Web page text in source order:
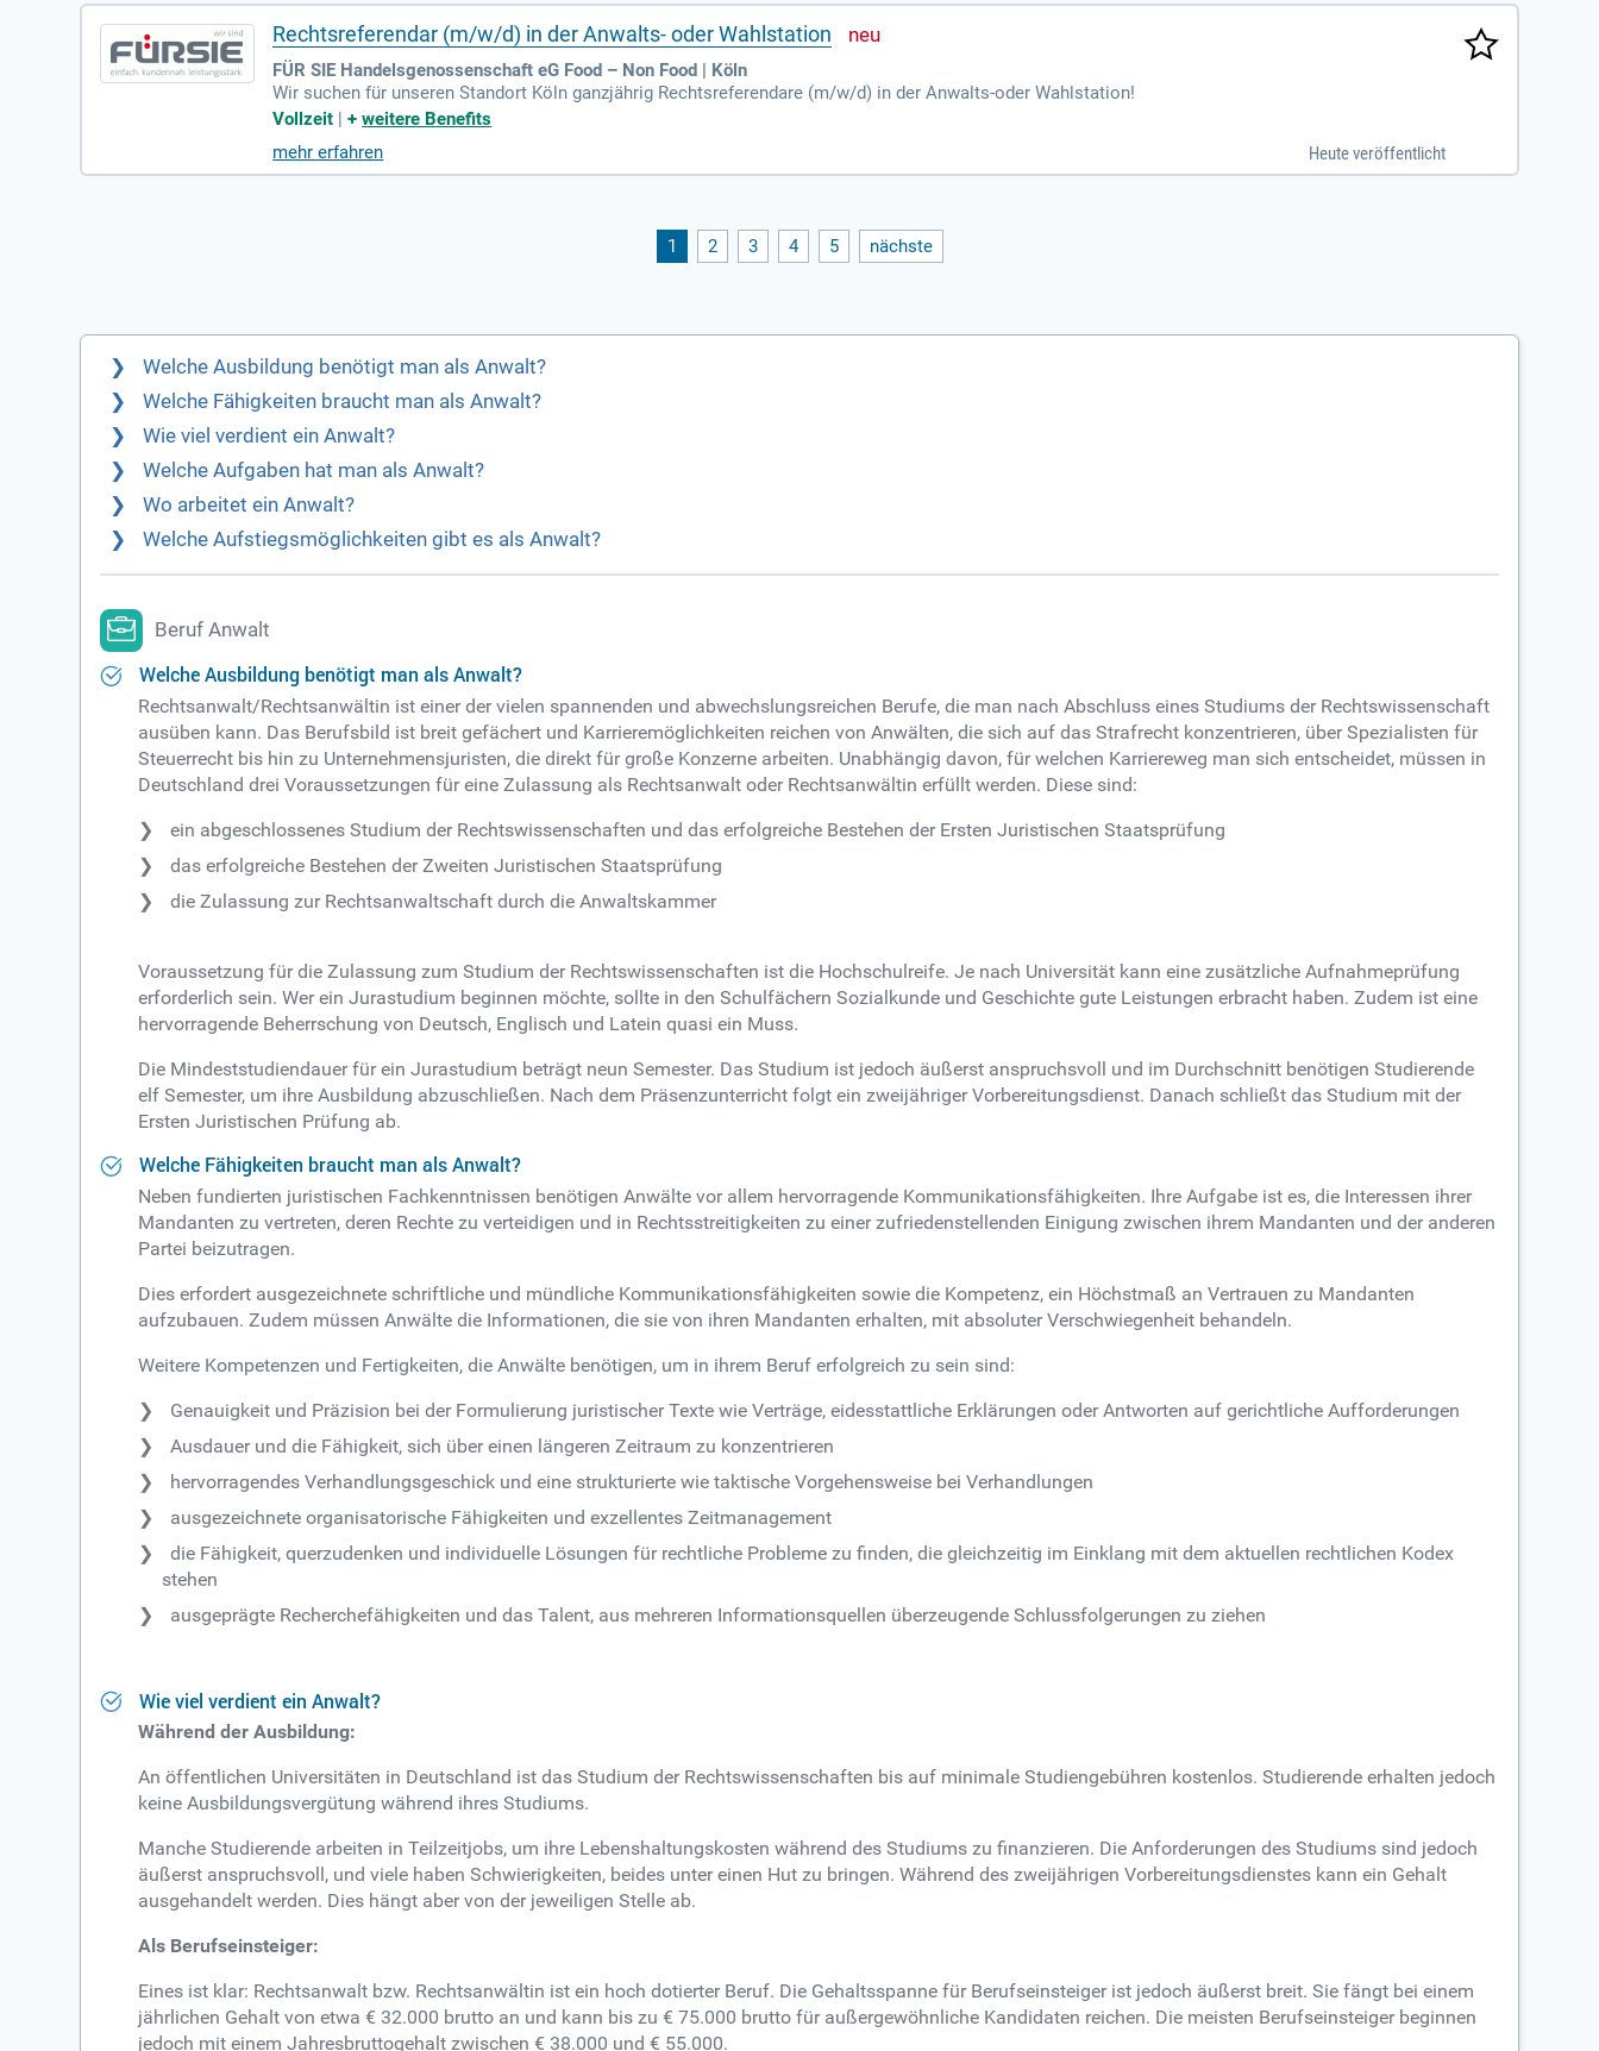
Rechtsreferendar (m/w/d) in der Anwalts- oder Wahlstation
FÜR SIE Handelsgenossenschaft eG Food – Non Food | Köln
Wir suchen für unseren Standort Köln ganzjährig Rechtsreferendare (m/w/d) in der Anwalts-oder Wahlstation!
Vollzeit |+weitere Benefits
mehr erfahren
Heute veröffentlicht
1 2 3 4 5 nächste
Welche Ausbildung benötigt man als Anwalt?
Welche Fähigkeiten braucht man als Anwalt?
Wie viel verdient ein Anwalt?
Welche Aufgaben hat man als Anwalt?
Wo arbeitet ein Anwalt?
Welche Aufstiegsmöglichkeiten gibt es als Anwalt?
Beruf Anwalt
Welche Ausbildung benötigt man als Anwalt?
Rechtsanwalt/Rechtsanwältin ist einer der vielen spannenden und abwechslungsreichen Berufe, die man nach Abschluss eines Studiums der Rechtswissenschaft
ausüben kann. Das Berufsbild ist breit gefächert und Karrieremöglichkeiten reichen von Anwälten, die sich auf das Strafrecht konzentrieren, über Spezialisten für
Steuerrecht bis hin zu Unternehmensjuristen, die direkt für große Konzerne arbeiten. Unabhängig davon, für welchen Karriereweg man sich entscheidet, müssen in
Deutschland drei Voraussetzungen für eine Zulassung als Rechtsanwalt oder Rechtsanwältin erfüllt werden. Diese sind:
ein abgeschlossenes Studium der Rechtswissenschaften und das erfolgreiche Bestehen der Ersten Juristischen Staatsprüfung
das erfolgreiche Bestehen der Zweiten Juristischen Staatsprüfung
die Zulassung zur Rechtsanwaltschaft durch die Anwaltskammer
Voraussetzung für die Zulassung zum Studium der Rechtswissenschaften ist die Hochschulreife. Je nach Universität kann eine zusätzliche Aufnahmeprüfung
erforderlich sein. Wer ein Jurastudium beginnen möchte, sollte in den Schulfächern Sozialkunde und Geschichte gute Leistungen erbracht haben. Zudem ist eine
hervorragende Beherrschung von Deutsch, Englisch und Latein quasi ein Muss.
Die Mindeststudiendauer für ein Jurastudium beträgt neun Semester. Das Studium ist jedoch äußerst anspruchsvoll und im Durchschnitt benötigen Studierende
elf Semester, um ihre Ausbildung abzuschließen. Nach dem Präsenzunterricht folgt ein zweijähriger Vorbereitungsdienst. Danach schließt das Studium mit der
Ersten Juristischen Prüfung ab.
Welche Fähigkeiten braucht man als Anwalt?
Neben fundierten juristischen Fachkenntnissen benötigen Anwälte vor allem hervorragende Kommunikationsfähigkeiten. Ihre Aufgabe ist es, die Interessen ihrer
Mandanten zu vertreten, deren Rechte zu verteidigen und in Rechtsstreitigkeiten zu einer zufriedenstellenden Einigung zwischen ihrem Mandanten und der anderen
Partei beizutragen.
Dies erfordert ausgezeichnete schriftliche und mündliche Kommunikationsfähigkeiten sowie die Kompetenz, ein Höchstmaß an Vertrauen zu Mandanten
aufzubauen. Zudem müssen Anwälte die Informationen, die sie von ihren Mandanten erhalten, mit absoluter Verschwiegenheit behandeln.
Weitere Kompetenzen und Fertigkeiten, die Anwälte benötigen, um in ihrem Beruf erfolgreich zu sein sind:
Genauigkeit und Präzision bei der Formulierung juristischer Texte wie Verträge, eidesstattliche Erklärungen oder Antworten auf gerichtliche Aufforderungen
Ausdauer und die Fähigkeit, sich über einen längeren Zeitraum zu konzentrieren
hervorragendes Verhandlungsgeschick und eine strukturierte wie taktische Vorgehensweise bei Verhandlungen
ausgezeichnete organisatorische Fähigkeiten und exzellentes Zeitmanagement
die Fähigkeit, querzudenken und individuelle Lösungen für rechtliche Probleme zu finden, die gleichzeitig im Einklang mit dem aktuellen rechtlichen Kodex
stehen
ausgeprägte Recherchefähigkeiten und das Talent, aus mehreren Informationsquellen überzeugende Schlussfolgerungen zu ziehen
Wie viel verdient ein Anwalt?
Während der Ausbildung:
An öffentlichen Universitäten in Deutschland ist das Studium der Rechtswissenschaften bis auf minimale Studiengebühren kostenlos. Studierende erhalten jedoch
keine Ausbildungsvergütung während ihres Studiums.
Manche Studierende arbeiten in Teilzeitjobs, um ihre Lebenshaltungskosten während des Studiums zu finanzieren. Die Anforderungen des Studiums sind jedoch
äußerst anspruchsvoll, und viele haben Schwierigkeiten, beides unter einen Hut zu bringen. Während des zweijährigen Vorbereitungsdienstes kann ein Gehalt
ausgehandelt werden. Dies hängt aber von der jeweiligen Stelle ab.
Als Berufseinsteiger:
Eines ist klar: Rechtsanwalt bzw. Rechtsanwältin ist ein hoch dotierter Beruf. Die Gehaltsspanne für Berufseinsteiger ist jedoch äußerst breit. Sie fängt bei einem
jährlichen Gehalt von etwa € 32.000 brutto an und kann bis zu € 75.000 brutto für außergewöhnliche Kandidaten reichen. Die meisten Berufseinsteiger beginnen
jedoch mit einem Jahresbruttogehalt zwischen € 38.000 und € 55.000.